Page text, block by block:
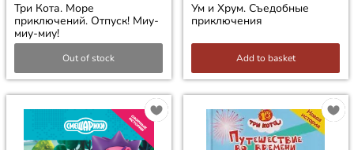
Три Кота. Море
приключений. Отпуск! Миу-
миу-миу!
Out of stock
Ум и Хрум. Съедобные
приключения
Add to basket